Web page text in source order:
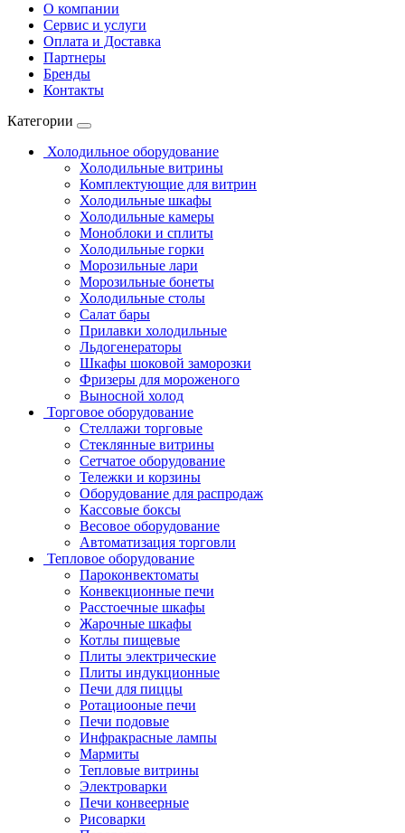
О компании
Сервис и услуги
Оплата и Доставка
Партнеры
Бренды
Контакты
Категории
Холодильное оборудование
Холодильные витрины
Комплектующие для витрин
Холодильные шкафы
Холодильные камеры
Моноблоки и сплиты
Холодильные горки
Морозильные лари
Морозильные бонеты
Холодильные столы
Салат бары
Прилавки холодильные
Льдогенераторы
Шкафы шоковой заморозки
Фризеры для мороженого
Выносной холод
Торговое оборудование
Стеллажи торговые
Стеклянные витрины
Сетчатое оборудование
Тележки и корзины
Оборудование для распродаж
Кассовые боксы
Весовое оборудование
Автоматизация торговли
Тепловое оборудование
Пароконвектоматы
Конвекционные печи
Расстоечные шкафы
Жарочные шкафы
Котлы пищевые
Плиты электрические
Плиты индукционные
Печи для пиццы
Ротациооные печи
Печи подовые
Инфракрасные лампы
Мармиты
Тепловые витрины
Электроварки
Печи конвеерные
Рисоварки